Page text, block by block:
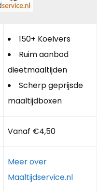
150+ Koelvers
Ruim aanbod
dieetmaaltijden
Scherp geprijsde
maaltijdboxen
Vanaf €4,50
Meer over
Maaltijdservice.nl